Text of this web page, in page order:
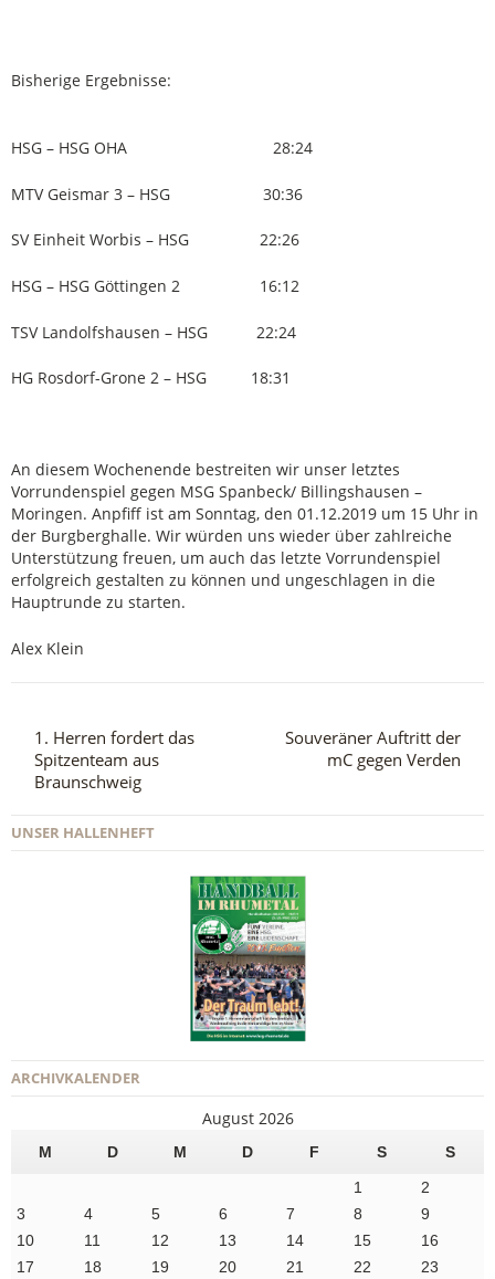
Bisherige Ergebnisse:
HSG – HSG OHA 28:24
MTV Geismar 3 – HSG 30:36
SV Einheit Worbis – HSG 22:26
HSG – HSG Göttingen 2 16:12
TSV Landolfshausen – HSG 22:24
HG Rosdorf-Grone 2 – HSG 18:31
An diesem Wochenende bestreiten wir unser letztes
Vorrundenspiel gegen MSG Spanbeck/ Billingshausen –
Moringen. Anpfiff ist am Sonntag, den 01.12.2019 um 15 Uhr in
der Burgberghalle. Wir würden uns wieder über zahlreiche
Unterstützung freuen, um auch das letzte Vorrundenspiel
erfolgreich gestalten zu können und ungeschlagen in die
Hauptrunde zu starten.
Alex Klein
1. Herren fordert das
Spitzenteam aus
Braunschweig
Souveräner Auftritt der
mC gegen Verden
UNSER HALLENHEFT
ARCHIVKALENDER
August 2026
M D M D F S
S
1
2
3
4 5 6 7 8
9
10
11 12 13 14 15
16
17
18 19 20 21 22
23